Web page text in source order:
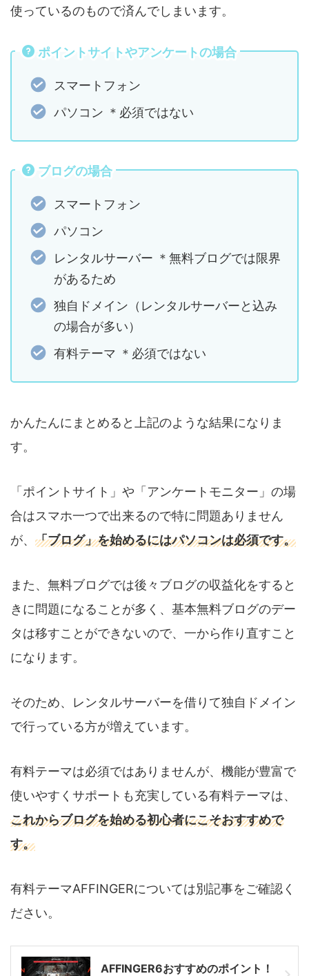
使っているのもので済んでしまいます。
ポイントサイトやアンケートの場合
スマートフォン
パソコン ＊必須ではない
ブログの場合
スマートフォン
パソコン
レンタルサーバー ＊無料ブログでは限界
があるため
独自ドメイン（レンタルサーバーと込み
の場合が多い）
有料テーマ ＊必須ではない
かんたんにまとめると上記のような結果になりま
す。
「ポイントサイト」や「アンケートモニター」の場
合はスマホ一つで出来るので特に問題ありません
が、 「ブログ」を始めるにはパソコンは必須です。
また、無料ブログでは後々ブログの収益化をすると
きに問題になることが多く、基本無料ブログのデー
タは移すことができないので、一から作り直すこと
になります。
そのため、レンタルサーバーを借りて独自ドメイン
で行っている方が増えています。
有料テーマは必須ではありませんが、機能が豊富で
使いやすくサポートも充実している有料テーマは、
これからブログを始める初心者にこそおすすめで
す。
有料テーマAFFINGERについては別記事をご確認く
ださい。
AFFINGER6おすすめのポイント！